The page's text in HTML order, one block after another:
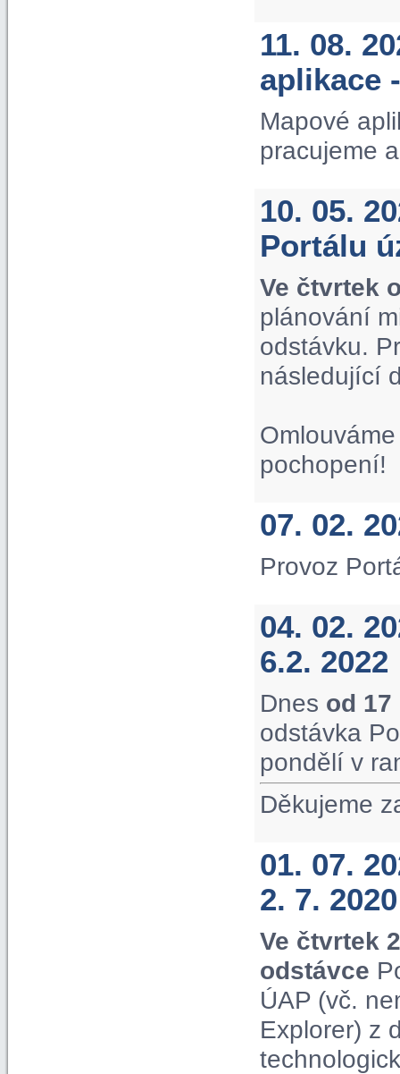
11. 08.
aplikace
Mapové
pracujeme
10. 05.
Portálu
Ve čtvrtek
plánování
odstávku.
následující
pochopení!
07. 02.
Provoz
04. 02.
6.2. 2022
Dnes od
odstávka
pondělí v
Děkujeme
01. 07.
2. 7. 2020
Ve čtvrtek
odstávce
ÚAP (vč.
Explorer) z